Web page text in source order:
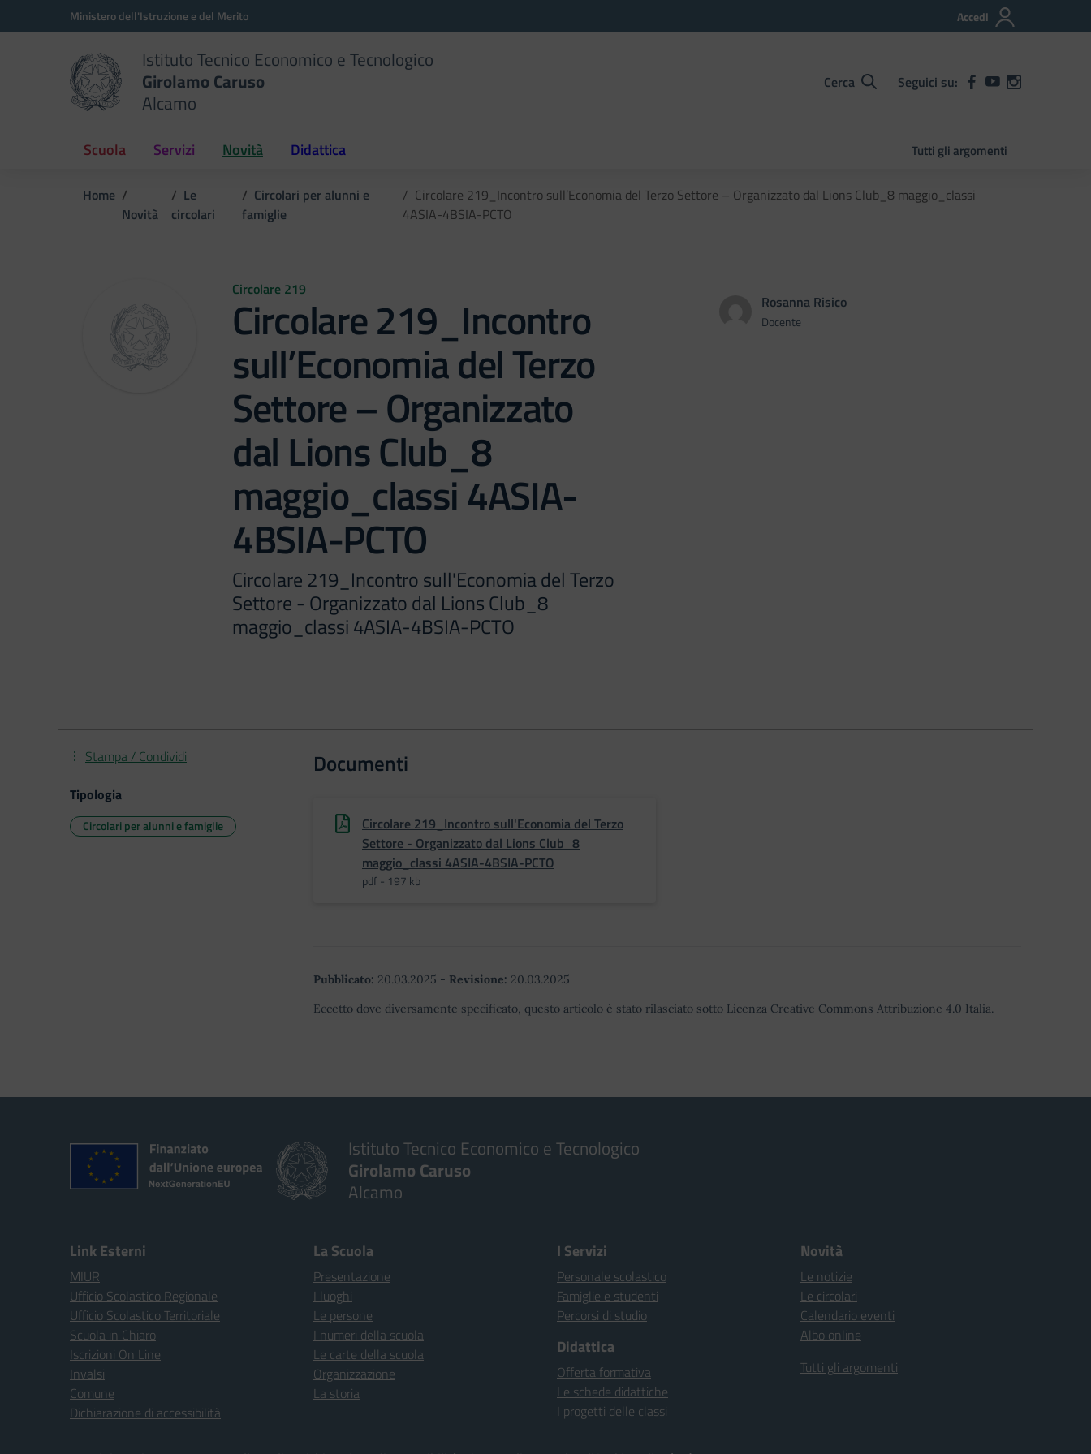
Vai ai contenuti
Vai al menu di navigazioneMinistero dell'Istruzione e del Merito Accedi
Istituto Tecnico Economico e Tecnologico
Girolamo Caruso
Alcamo
Cerca Seguici su:
Scuola Servizi Novità Didattica Tutti gli argomenti
Home
Novità
Le
circolari
Circolari per alunni e
famiglie
Circolare 219_Incontro sull’Economia del Terzo Settore – Organizzato dal Lions Club_8 maggio_classi
4ASIA-4BSIA-PCTO
Circolare 219
Circolare 219_Incontro
sull’Economia del Terzo
Settore – Organizzato
dal Lions Club_8
maggio_classi 4ASIA-
4BSIA-PCTO
Circolare 219_Incontro sull'Economia del Terzo
Settore - Organizzato dal Lions Club_8
maggio_classi 4ASIA-4BSIA-PCTO
Rosanna Risico
Docente
Documenti
Circolare 219_Incontro sull'Economia del Terzo
Settore - Organizzato dal Lions Club_8
maggio_classi 4ASIA-4BSIA-PCTO
pdf - 197 kb
Pubblicato: 20.03.2025 - Revisione: 20.03.2025
Eccetto dove diversamente specificato, questo articolo è stato rilasciato sotto Licenza Creative Commons Attribuzione 4.0 Italia.
Stampa / Condividi
Tipologia
Circolari per alunni e famiglie
Istituto Tecnico Economico e Tecnologico
Girolamo Caruso
Alcamo
Link Esterni
MIUR
Ufficio Scolastico Regionale
Ufficio Scolastico Territoriale
Scuola in Chiaro
Iscrizioni On Line
Invalsi
Comune
Dichiarazione di accessibilità
La Scuola
Presentazione
I luoghi
Le persone
I numeri della scuola
Le carte della scuola
Organizzazione
La storia
I Servizi
Personale scolastico
Famiglie e studenti
Percorsi di studio
Didattica
Offerta formativa
Le schede didattiche
I progetti delle classi
Novità
Le notizie
Le circolari
Calendario eventi
Albo online
Tutti gli argomenti